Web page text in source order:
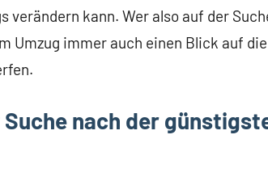
verändern kann. Wer also auf der
Umzug immer auch einen Blick auf
nach der